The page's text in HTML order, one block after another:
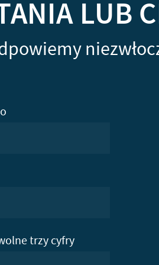
LUB
trzy cyfry